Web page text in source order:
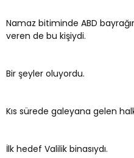
Namaz bitiminde ABD
veren de bu kişiydi.
Bir şeyler oluyordu.
Kıs sürede galeyana gelen
İlk hedef Valilik binasıydı.